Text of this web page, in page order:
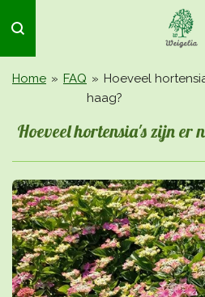
direct
naar
de
Home » FAQ » Hoeveel
haag?
Hoeveel hortensia's zijn er